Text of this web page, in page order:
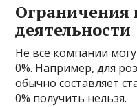
Ограничения
деятельности
Не все компании
0%. Например, для
обычно составляет
0% получить нельзя.